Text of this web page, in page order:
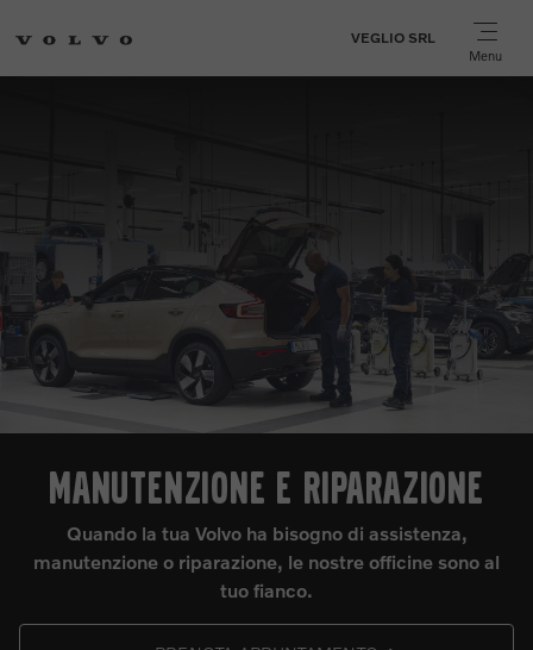
VEGLIO SRL
Menu
E RIPARAZIONE
Volvo ha bisogno di assistenza,
le nostre officine sono al
Realizzata con
gamma di